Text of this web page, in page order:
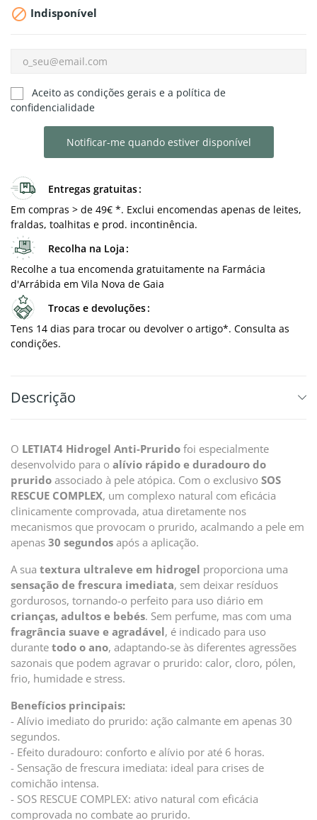
 Indisponível
Aceito as condições gerais e a política de
confidencialidade
Notificar-me quando estiver disponível
Entregas gratuitas
Em compras > de 49€ *. Exclui encomendas apenas de leites,
fraldas, toalhitas e prod. incontinência.
Recolha na Loja
Recolhe a tua encomenda gratuitamente na Farmácia
d'Arrábida em Vila Nova de Gaia
Trocas e devoluções
Tens 14 dias para trocar ou devolver o artigo*. Consulta as
condições.
Descrição
O LETIAT4 Hidrogel Anti-Prurido foi especialmente
desenvolvido para o alívio rápido e duradouro do
prurido associado à pele atópica. Com o exclusivo SOS
RESCUE COMPLEX, um complexo natural com eficácia
clinicamente comprovada, atua diretamente nos
mecanismos que provocam o prurido, acalmando a pele em
apenas 30 segundos após a aplicação.
A sua textura ultraleve em hidrogel proporciona uma
sensação de frescura imediata, sem deixar resíduos
gordurosos, tornando-o perfeito para uso diário em
crianças, adultos e bebés. Sem perfume, mas com uma
fragrância suave e agradável, é indicado para uso
durante todo o ano, adaptando-se às diferentes agressões
sazonais que podem agravar o prurido: calor, cloro, pólen,
frio, humidade e stress.
Benefícios principais:
- Alívio imediato do prurido: ação calmante em apenas 30
segundos.
- Efeito duradouro: conforto e alívio por até 6 horas.
- Sensação de frescura imediata: ideal para crises de
comichão intensa.
- SOS RESCUE COMPLEX: ativo natural com eficácia
comprovada no combate ao prurido.